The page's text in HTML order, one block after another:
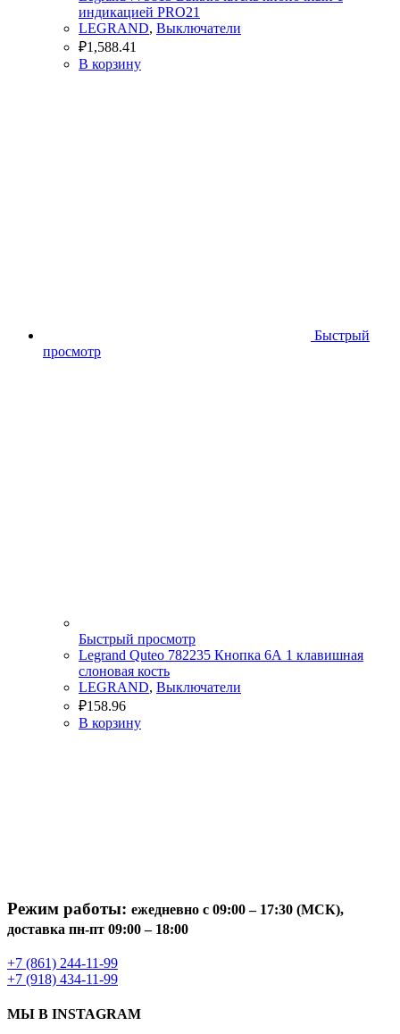
индикацией PRO21
LEGRAND, Выключатели
₽1,588.41
В корзину
Быстрый
просмотр
Быстрый просмотр
Legrand Quteo 782235 Кнопка 6А 1 клавишная
слоновая кость
LEGRAND, Выключатели
₽158.96
В корзину
Режим работы: ежедневно с 09:00 – 17:30 (МСК),
доставка пн-пт 09:00 – 18:00
+7 (861) 244-11-99
+7 (918) 434-11-99
МЫ В INSTAGRAM